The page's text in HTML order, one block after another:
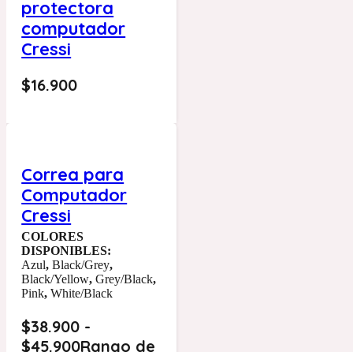
protectora
computador
Cressi
$16.900
Correa para
Computador
Cressi
COLORES
DISPONIBLES:
Azul,Black/Grey,
Black/Yellow,Grey/Black,
Pink,White/Black
$38.900 -
$45.900Rango de